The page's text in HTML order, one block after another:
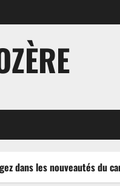
dans les nouveautés du